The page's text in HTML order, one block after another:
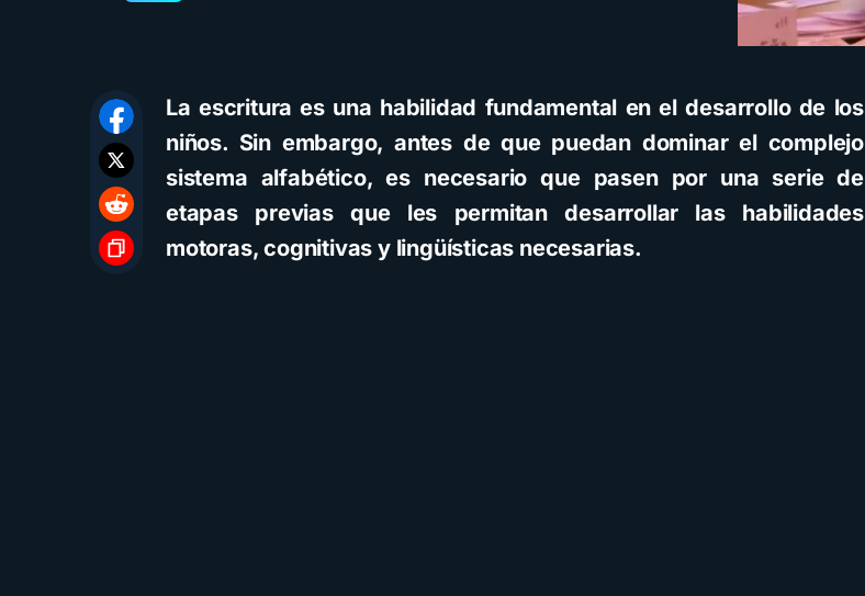
La escritura es una habilidad fundamental en el desarrollo de los
niños. Sin embargo, antes de que puedan dominar el complejo
sistema alfabético, es necesario que pasen por una serie de
etapas previas que les permitan desarrollar las habilidades
motoras, cognitivas y lingüísticas necesarias.